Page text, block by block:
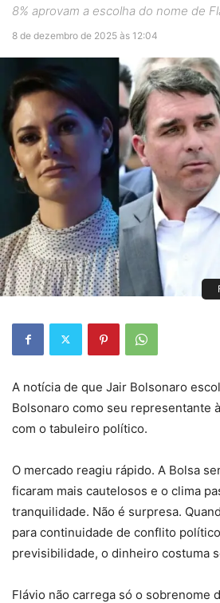
8% aprovam a escolha do nome de
8 de dezembro de 2025 às 12:04
A notícia de que Jair Bolsonaro
Bolsonaro como seu representante
com o tabuleiro político.
O mercado reagiu rápido. A Bolsa
ficaram mais cautelosos e o clima
tranquilidade. Não é surpresa.
para continuidade de conflito
previsibilidade, o dinheiro costuma
Flávio não carrega só o sobrenome